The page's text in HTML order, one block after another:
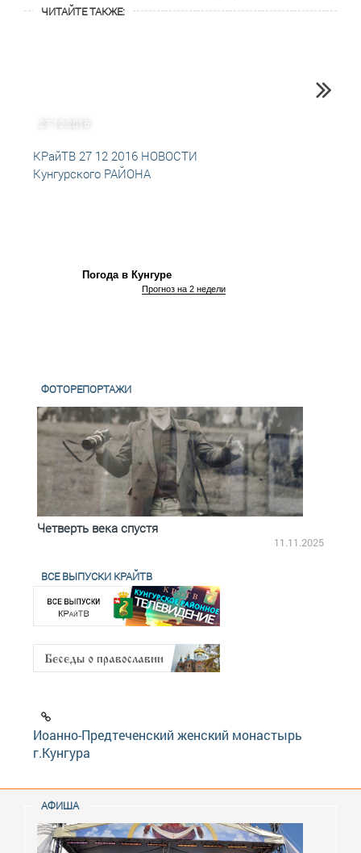
ЧИТАЙТЕ ТАКЖЕ:
27.12.2016
КРайТВ 27 12 2016 НОВОСТИ
Кунгурского РАЙОНА
Погода в Кунгуре
Прогноз на 2 недели
ФОТОРЕПОРТАЖИ
Четверть века спустя
11.11.2025
ВСЕ ВЫПУСКИ КРАЙТВ
Иоанно-Предтеченский женский монастырь
г.Кунгура
АФИША